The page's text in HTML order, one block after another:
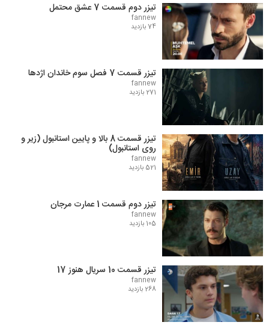
تیزر دوم قسمت 7 عشق محتمل
fannew
74 بازدید
تیزر قسمت 7 فصل سوم خاندان اژدها
fannew
271 بازدید
تیزر قسمت 8 بالا و پایین استانبول (زیر و
روی استانبول)
fannew
521 بازدید
تیزر دوم قسمت 1 عمارت مرجان
fannew
105 بازدید
تیزر قسمت 10 سریال هنوز 17
fannew
268 بازدید